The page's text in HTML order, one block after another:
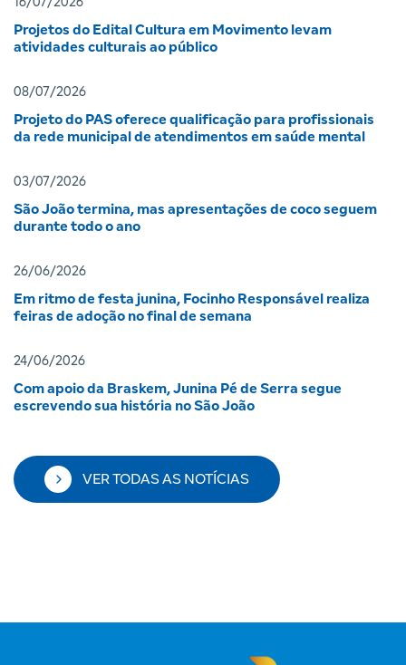
16/07/2026
Projetos do Edital Cultura em Movimento levam
atividades culturais ao público
08/07/2026
Projeto do PAS oferece qualificação para profissionais
da rede municipal de atendimentos em saúde mental
03/07/2026
São João termina, mas apresentações de coco seguem
durante todo o ano
26/06/2026
Em ritmo de festa junina, Focinho Responsável realiza
feiras de adoção no final de semana
24/06/2026
Com apoio da Braskem, Junina Pé de Serra segue
escrevendo sua história no São João
VER TODAS AS NOTÍCIAS